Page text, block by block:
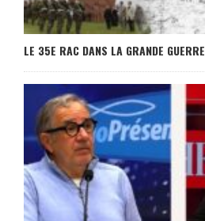
LE 35E RAC DANS LA GRANDE GUERRE